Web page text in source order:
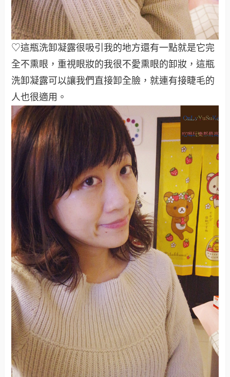
♡這瓶洗卸凝露很吸引我的地方還有一點就是它完
全不熏眼，重視眼妝的我很不愛熏眼的卸妝，這瓶
洗卸凝露可以讓我們直接卸全臉，就連有接睫毛的
人也很適用。